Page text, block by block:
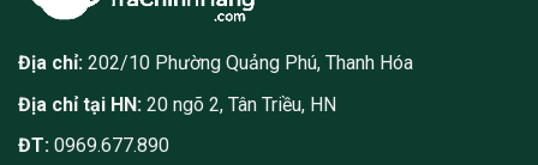
Địa chỉ: 202/10 Phường Quảng Phú, Thanh Hóa
Địa chỉ tại HN: 20 ngõ 2, Tân Triều, HN
ĐT: 0969.677.890